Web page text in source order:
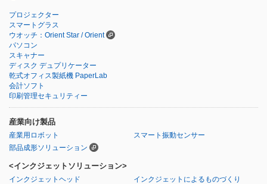
プロジェクター
スマートグラス
ウオッチ：Orient Star / Orient
パソコン
スキャナー
ディスク デュプリケーター
乾式オフィス製紙機 PaperLab
会計ソフト
印刷管理セキュリティー
産業向け製品
産業用ロボット
スマート振動センサー
部品成形ソリューション
<インクジェットソリューション>
インクジェットヘッド インクジェットによるものづくり